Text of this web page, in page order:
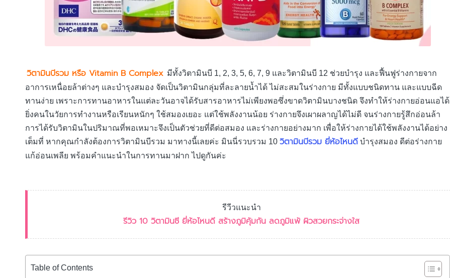
วิตามินบีรวม หรือ Vitamin B Complex มีทั้งวิตามินบี 1, 2, 3, 5, 6, 7, 9 และวิตามินบี 12 ช่วยบำรุง และฟื้นฟูร่างกายจาก
อาการเหนื่อยล้าต่างๆ และบำรุงสมอง จัดเป็นวิตามินกลุ่มที่ละลายน้ำได้ ไม่สะสมในร่างกาย มีทั้งแบบชนิดทาน และแบบฉีด
ทานง่าย เพราะการทานอาหารในแต่ละวันอาจได้รับสารอาหารไม่เพียงพอซึ่งขาดวิตามินบางชนิด จึงทำให้ร่างกายอ่อนแอได้
ยิ่งคนในวัยการทำงานหรือเรียนหนักๆ ใช้สมองเยอะ แต่ใช้พลังงานน้อย ร่างกายจึงเผาผลาญได้ไม่ดี จนร่างกายรู้สึกอ่อนล้า
การได้รับวิตามินในปริมาณที่พอเหมาะจึงเป็นตัวช่วยที่ดีต่อสมอง และร่างกายอย่างมาก เพื่อให้ร่างกายได้ใช้พลังงานได้อย่าง
เต็มที่ หากคุณกำลังต้องการวิตามินบีรวม มาทางนี้เลยค่ะ มินนี่รวบรวม 10 วิตามินบีรวม ยี่ห้อไหนดี บำรุงสมอง ดีต่อร่างกาย
แก้อ่อนเพลีย พร้อมคำแนะนำในการทานมาฝาก ไปดูกันค่ะ
รีวีวแนะนำ
รีวิว 10 วิตามินซี ยี่ห้อไหนดี สร้างภูมิคุ้มกัน ลดภูมิแพ้ ผิวสวยกระจ่างใส
Table of Contents